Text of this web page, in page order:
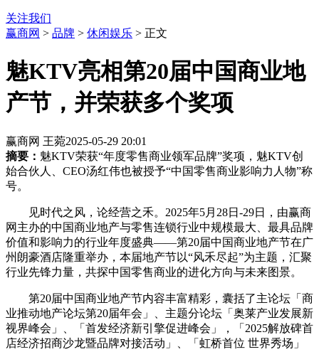
关注我们
赢商网 > 品牌 > 休闲娱乐 > 正文
魅KTV亮相第20届中国商业地
产节，并荣获多个奖项
赢商网 王菀2025-05-29 20:01
摘要： 魅KTV荣获“年度零售商业领军品牌”奖项，魅KTV创
始合伙人、CEO汤红伟也被授予“中国零售商业影响力人物”称
号。
见时代之风，论经营之禾。2025年5月28日-29日，由赢商
网主办的中国商业地产与零售连锁行业中规模最大、最具品牌
价值和影响力的行业年度盛典——第20届中国商业地产节在广
州朗豪酒店隆重举办，本届地产节以“风禾尽起”为主题，汇聚
行业先锋力量，共探中国零售商业的进化方向与未来图景。
第20届中国商业地产节内容丰富精彩，囊括了主论坛「商
业推动地产论坛第20届年会」、主题分论坛「奥莱产业发展新
视界峰会」、「首发经济新引擎促进峰会」，「2025解放碑首
店经济招商沙龙暨品牌对接活动」、「虹桥首位 世界秀场」